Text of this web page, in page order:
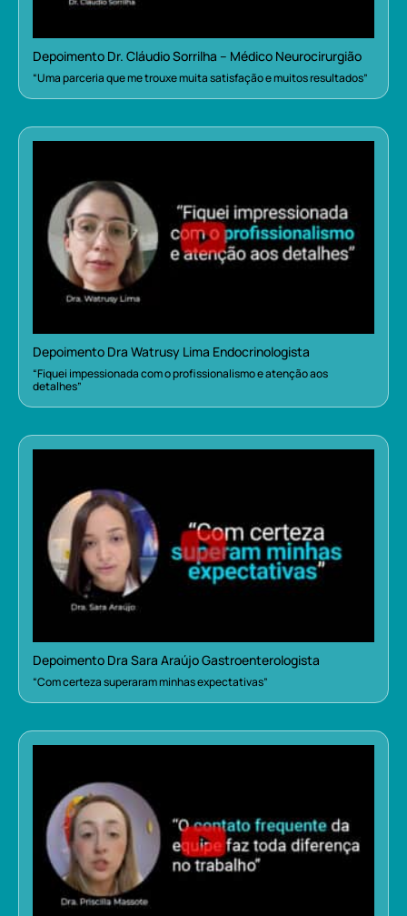
Depoimento Dr. Cláudio Sorrilha – Médico Neurocirurgião
“Uma parceria que me trouxe muita satisfação e muitos resultados”
Depoimento Dra Watrusy Lima Endocrinologista
“Fiquei impessionada com o profissionalismo e atenção aos
detalhes”
Depoimento Dra Sara Araújo Gastroenterologista
“Com certeza superaram minhas expectativas”